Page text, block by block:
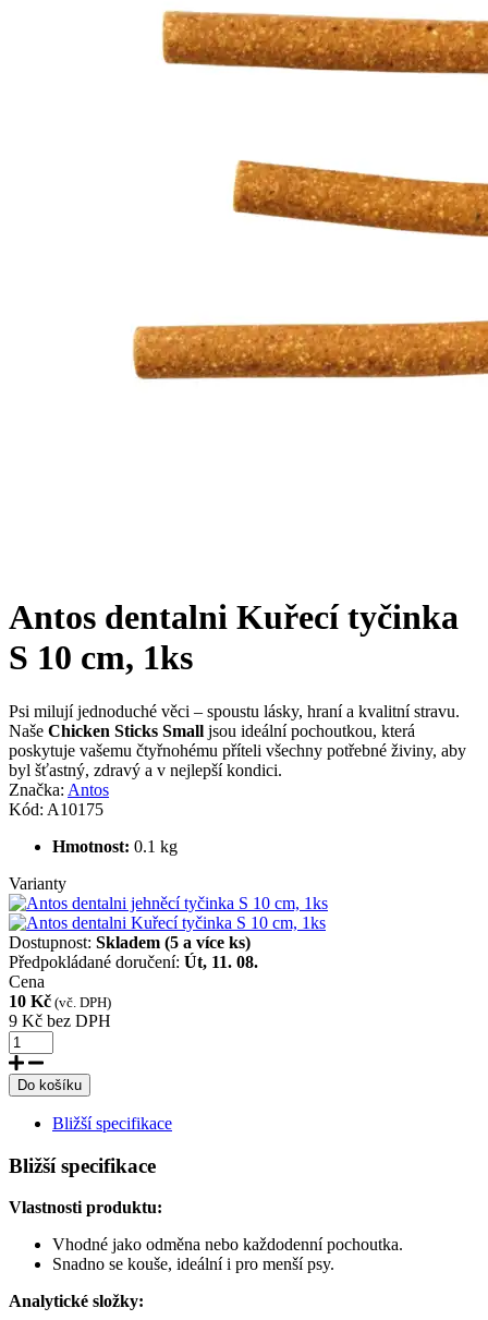
Antos dentalni Kuřecí tyčinka
S 10 cm, 1ks
Psi milují jednoduché věci – spoustu lásky, hraní a kvalitní stravu.
Naše Chicken Sticks Small jsou ideální pochoutkou, která
poskytuje vašemu čtyřnohému příteli všechny potřebné živiny, aby
byl šťastný, zdravý a v nejlepší kondici.
Značka: Antos
Kód: A10175
Hmotnost: 0.1 kg
Varianty
Dostupnost: Skladem (5 a více ks)
Předpokládané doručení: Út, 11. 08.
Cena
10 Kč (vč. DPH)
9 Kč bez DPH
Do košíku
Bližší specifikace
Bližší specifikace
Vlastnosti produktu:
Vhodné jako odměna nebo každodenní pochoutka.
Snadno se kouše, ideální i pro menší psy.
Analytické složky: